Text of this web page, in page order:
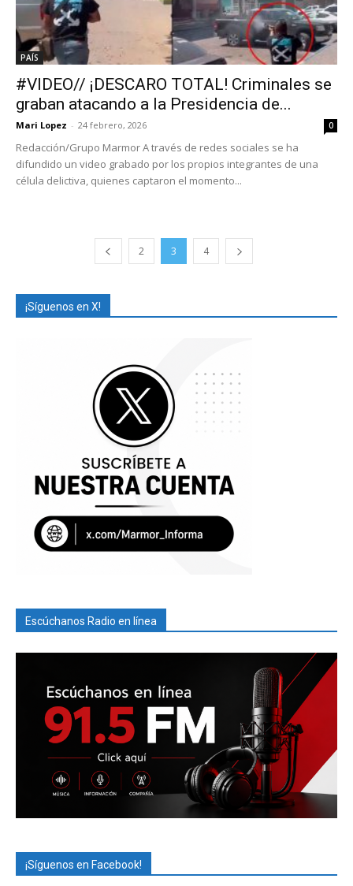
PAÍS
#VIDEO// ¡DESCARO TOTAL! Criminales se
graban atacando a la Presidencia de...
Mari Lopez - 24 febrero, 2026 0
Redacción/Grupo Marmor A través de redes sociales se ha
difundido un video grabado por los propios integrantes de una
célula delictiva, quienes captaron el momento...
2 3 4
¡Síguenos en X!
Escúchanos Radio en línea
¡Síguenos en Facebook!